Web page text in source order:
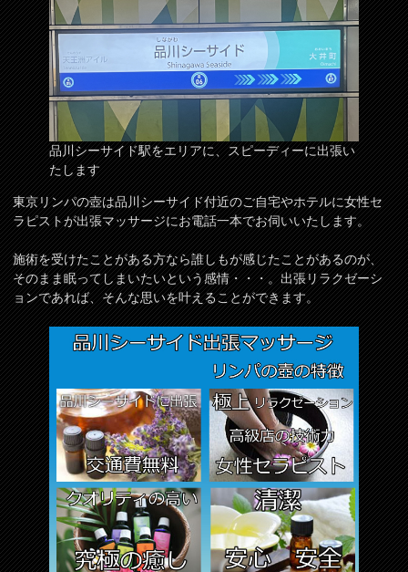
品川シーサイド駅をエリアに、スピーディーに出張い
たします
東京リンパの壺は品川シーサイド付近のご自宅やホテルに女性セ
ラピストが出張マッサージにお電話一本でお伺いいたします。
施術を受けたことがある方なら誰しもが感じたことがあるのが、
そのまま眠ってしまいたいという感情・・・。出張リラクゼーシ
ョンであれば、そんな思いを叶えることができます。